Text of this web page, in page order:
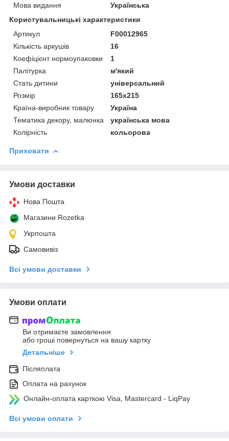
Мова видання
Українська
Користувальницькі характеристики
Артикул
F00012965
Кількість аркушів
16
Коефіцієнт нормоупаковки
1
Палітурка
м'який
Стать дитини
універсальний
Розмір
165х215
Країна-виробник товару
Україна
Тематика декору, малюнка
українська мова
Колірність
кольорова
Приховати
Умови доставки
Нова Пошта
Магазини Rozetka
Укрпошта
Самовивіз
Всі умови доставки
Умови оплати
Ви отримаєте замовлення
або гроші повернуться на вашу картку
Детальніше
Післяплата
Оплата на рахунок
Онлайн-оплата карткою Visa, Mastercard - LiqPay
Всі умови оплати